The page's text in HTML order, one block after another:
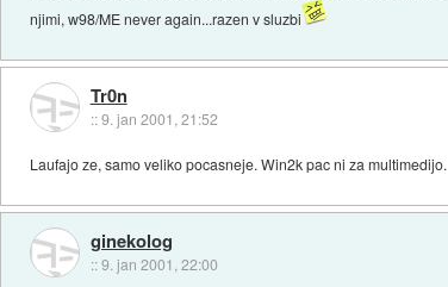
njimi, w98/ME never again...razen v sluzbi
Tr0n
::9. jan 2001, 21:52
Laufajo ze, samo veliko pocasneje. Win2k pac ni za multimedijo.
ginekolog
::9. jan 2001, 22:00